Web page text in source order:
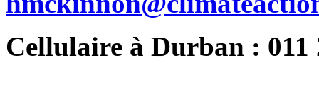
Cellulaire à Durban : 011